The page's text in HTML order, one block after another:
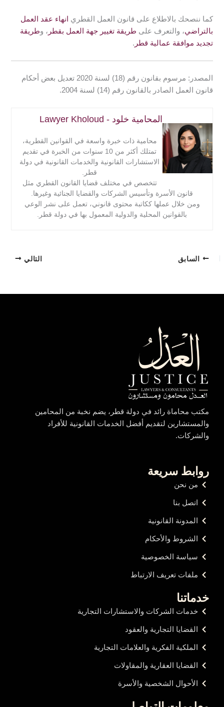
كما ننصحك بالاطلاع على قانون العمل القطري
انهاء عقد العمل
بالتراضي، والتعرف على طريقة تغيير جهة العمل بقطر ، وطريقة
تجديد موافقة عمالية قطر .
المصدر: مرسوم بقانون رقم (18) لسنة 2020 تعديل بعض أحكام
قانون العمل الصادر بالقانون رقم (14) لسنة 2004.
المحامية خلود - Lawyer Kholoud
محامية ذات خبرة واسعة في القوانين القطرية،
تمتلك أكثر من 10 سنوات من الخبرة في تقديم
الاستشارات القانونية والخدمات القانونية في دولة
قطر.
تتخصص في مختلف قضايا القانون القطري مثل
قانون الأسرة وتأسيس الشركات والقضايا الجنائية وغيرها.
ومن خلال عملها ككاتبة محتوى قانوني، تعمل على نشر الوعي
بالقوانين المحلية والدولية المعمول بها في دولة قطر.
السابق التالي
مكتب محاماة رائد في دولة قطر، يضم نخبة من المحامين
والمستشارين لتقديم أفضل الخدمات القانونية للأفراد
والشركات.
روابط سريعة
من نحن
اتصل بنا
المدونة القانونية
الشروط والأحكام
سياسة الخصوصية
ملفات تعريف الارتباط
خدماتنا
خدمات الشركات والاستشارات التجارية
القضايا التجارية والعقود
الملكية الفكرية والعلامات التجارية
القضايا العقارية والمقاولات
الأحوال الشخصية والأسرة